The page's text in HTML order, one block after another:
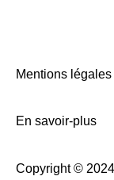
Mentions légales
En savoir-plus
Copyright © 2024 |